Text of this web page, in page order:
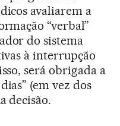
avaliarem a
“verbal”
do sistema
à interrupção
será obrigada a
(em vez dos
decisão.